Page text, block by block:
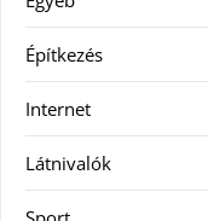
Építkezés
Internet
Látnivalók